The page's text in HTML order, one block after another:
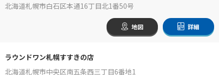
北海道札幌市白石区本通16丁目北1番50号
地図 詳細
ラウンドワン札幌すすきの店
北海道札幌市中央区南五条西三丁目6番地1